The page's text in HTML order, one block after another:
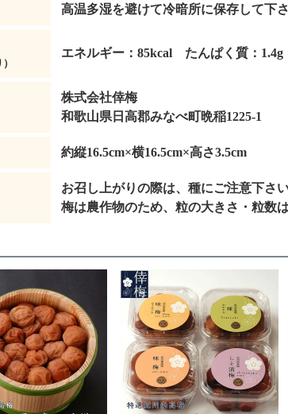
高温多湿を避けて冷暗所に保存して下
エネルギー：85kcal たんぱく質：
株式会社倖梅
和歌山県日高郡みなべ町晩稲1225-1
約縦16.5cm×横16.5cm×高さ3.5cm
お召し上がりの際は、種にご注意下さ
梅は農作物のため、粒の大きさ・粒数